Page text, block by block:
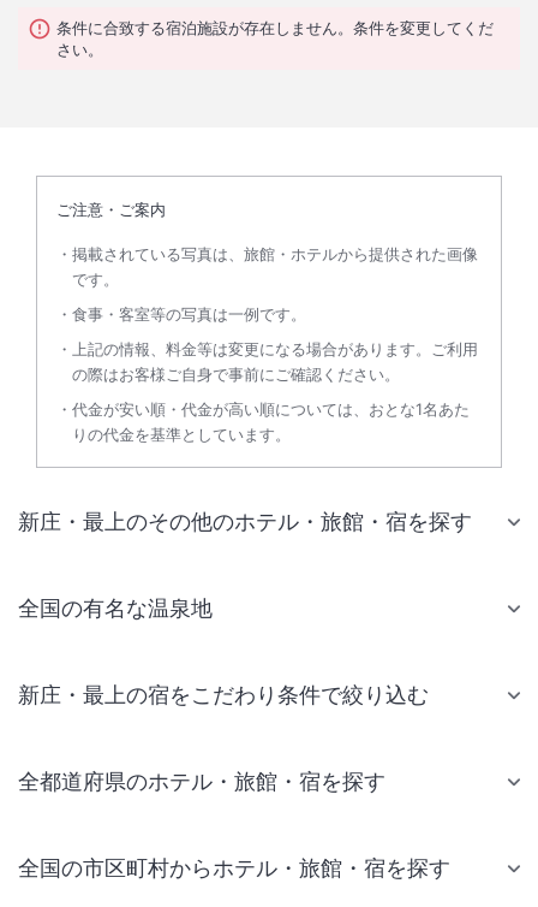
条件に合致する宿泊施設が存在しません。条件を変更してくだ
さい。
ご注意・ご案内
掲載されている写真は、旅館・ホテルから提供された画像
です。
食事・客室等の写真は一例です。
上記の情報、料金等は変更になる場合があります。ご利用
の際はお客様ご自身で事前にご確認ください。
代金が安い順・代金が高い順については、おとな1名あた
りの代金を基準としています。
新庄・最上のその他のホテル・旅館・宿を探す
全国の有名な温泉地
新庄・最上の宿をこだわり条件で絞り込む
全都道府県のホテル・旅館・宿を探す
全国の市区町村からホテル・旅館・宿を探す